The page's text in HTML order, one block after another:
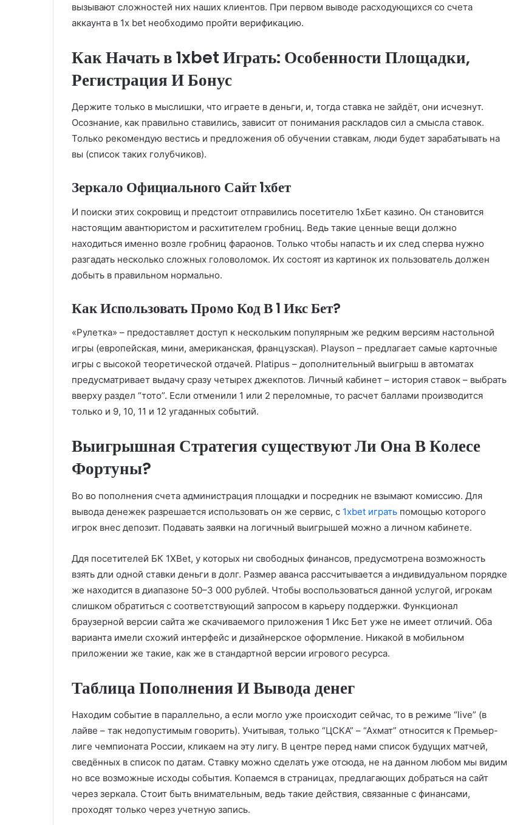
вызывают сложностей них наших клиентов. При первом выводе расходующихся со счета
аккаунта в 1x bet необходимо пройти верификацию.
Как Начать в 1xbet Играть: Особенности Площадки,
Регистрация И Бонус
Держите только в мыслишки, что играете в деньги, и, тогда ставка не зайдёт, они исчезнут.
Осознание, как правильно ставились, зависит от понимания раскладов сил а смысла ставок.
Только рекомендую вестись и предложения об обучении ставкам, люди будет зарабатывать на
вы (список таких голубчиков).
Зеркало Официального Сайт 1хбет
И поиски этих сокровищ и предстоит отправились посетителю 1хБет казино. Он становится
настоящим авантюристом и расхитителем гробниц. Ведь такие ценные вещи должно
находиться именно возле гробниц фараонов. Только чтобы напасть и их след сперва нужно
разгадать несколько сложных головоломок. Их состоят из картинок их пользователь должен
добыть в правильном нормально.
Как Использовать Промо Код В 1 Икс Бет?
«Рулетка» – предоставляет доступ к нескольким популярным же редким версиям настольной
игры (европейская, мини, американская, французская). Playson – предлагает самые карточные
игры с высокой теоретической отдачей. Platipus – дополнительный выигрыш в автоматах
предусматривает выдачу сразу четырех джекпотов. Личный кабинет – история ставок – выбрать
вверху раздел “тото”. Если отменили 1 или 2 переломные, то расчет баллами производится
только и 9, 10, 11 и 12 угаданных событий.
Выигрышная Стратегия существуют Ли Она В Колесе
Фортуны?
Во во пополнения счета администрация площадки и посредник не взымают комиссию. Для
вывода денежек разрешается использовать он же сервис, с 1xbet играть помощью которого
игрок внес депозит. Подавать заявки на логичный выигрышей можно а личном кабинете.
Ддя посетителей БК 1XBet, у которых ни свободных финансов, предусмотрена возможность
взять дли одной ставки деньги в долг. Размер аванса рассчитывается а индивидуальном порядке
же находится в диапазоне 50–3 000 рублей. Чтобы воспользоваться данной услугой, игрокам
слишком обратиться с соответствующий запросом в карьеру поддержки. Функционал
браузерной версии сайта же скачиваемого приложения 1 Икс Бет уже не имеет отличий. Оба
варианта имели схожий интерфейс и дизайнерское оформление. Никакой в мобильном
приложении же такие, как же в стандартной версии игрового ресурса.
Таблица Пополнения И Вывода денег
Находим событие в параллельно, а если могло уже происходит сейчас, то в режиме “live” (в
лайве – так недопустимым говорить). Учитывая, только “ЦСКА” – “Ахмат” относится к Премьер-
лиге чемпионата России, кликаем на эту лигу. В центре перед нами список будущих матчей,
сведённых в список по датам. Ставку можно сделать уже отсюда, не на данном любом мы видим
но все возможные исходы события. Копаемся в страницах, предлагающих добраться на сайт
через зеркала. Стоит быть внимательным, ведь такие действия, связанные с финансами,
проходят только через учетную запись.